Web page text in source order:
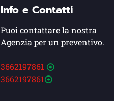
Info e Contatti
Puoi contattare la nostra
Agenzia per un preventivo.
3662197861
3662197861